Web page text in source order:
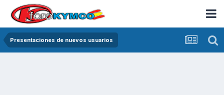
Presentaciones de nuevos usuarios